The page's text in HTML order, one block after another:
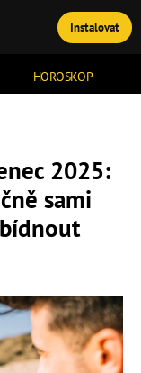
HOROSKOP
TÉMATA
2025:
sami
Instalovat